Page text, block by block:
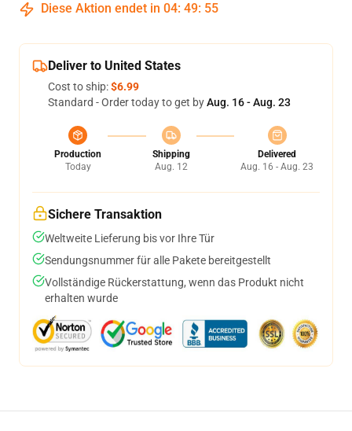
Diese Aktion endet in 04: 49: 54
Deliver to United States
Cost to ship:$6.99
Standard - Order today to get byAug. 16 - Aug. 23
Production
Today
Shipping
Aug. 12
Delivered
Aug. 16 - Aug. 23
Sichere Transaktion
Weltweite Lieferung bis vor Ihre Tür
Sendungsnummer für alle Pakete bereitgestellt
Vollständige Rückerstattung, wenn das Produkt nicht
erhalten wurde